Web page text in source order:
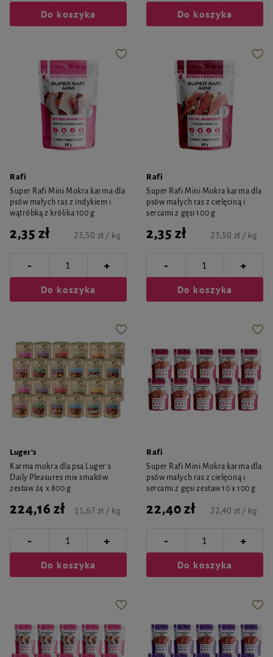
Do koszyka Do koszyka
Rafi
Super Rafi Mini Mokra karma dla
psów małych ras z indykiem i
wątróbką z królika 100 g
2,35 zł 23,50 zł / kg
- +
Do koszyka
Rafi
Super Rafi Mini Mokra karma dla
psów małych ras z cielęciną i
sercami z gęsi 100 g
2,35 zł 23,50 zł / kg
- +
Do koszyka
Luger's
Karma mokra dla psa Luger's
Daily Pleasures mix smaków
zestaw 24 x 800 g
224,16 zł 11,67 zł / kg
- +
Do koszyka
Rafi
Super Rafi Mini Mokra karma dla
psów małych ras z cielęciną i
sercami z gęsi zestaw 10 x 100 g
22,40 zł 22,40 zł / kg
- +
Do koszyka